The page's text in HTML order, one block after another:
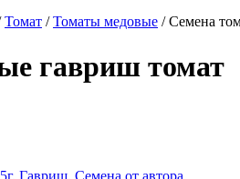
Томат /Томаты медовые /Семена
гавриш томат